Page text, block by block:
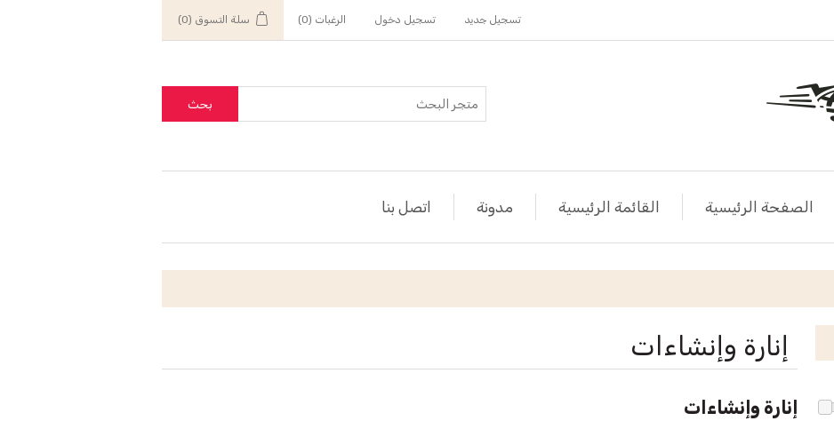
تسجيل جديد تسجيل دخول الرغبات (0) سلة التسوق (0)
بحث
الصفحة الرئيسية القائمة الرئيسية مدونة اتصل بنا
إنارة وإنشاءات
إنارة وإنشاءات